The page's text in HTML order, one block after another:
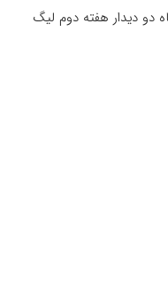
دو دیدار هفته دوم لیگ